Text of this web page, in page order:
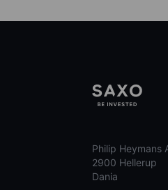
Philip Heymans
2900 Hellerup
Dania